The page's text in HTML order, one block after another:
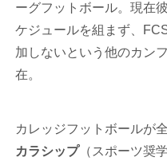
ーグフットボール。現在
ケジュールを組まず、
加しないという他のカン
在。
カレッジフットボールが
カラシップ（スポーツ奨